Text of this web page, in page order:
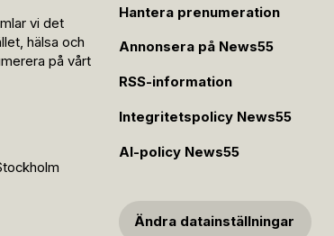
vi det
hälsa och
på vårt
Hantera prenumeration
Annonsera på News55
RSS-information
Integritetspolicy News55
AI-policy News55
Ändra datainställningar